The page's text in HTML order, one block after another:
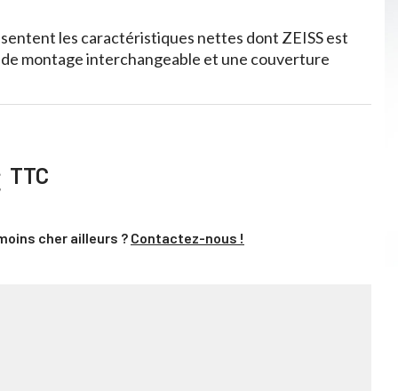
les caractéristiques nettes dont ZEISS est
montage interchangeable et une couverture
TTC
cher ailleurs ? Contactez-nous !